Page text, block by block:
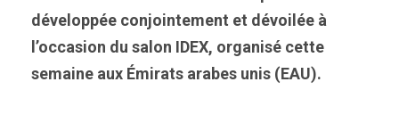
développée conjointement et dévoilée à
l’occasion du salon IDEX, organisé cette
semaine aux Émirats arabes unis (EAU).